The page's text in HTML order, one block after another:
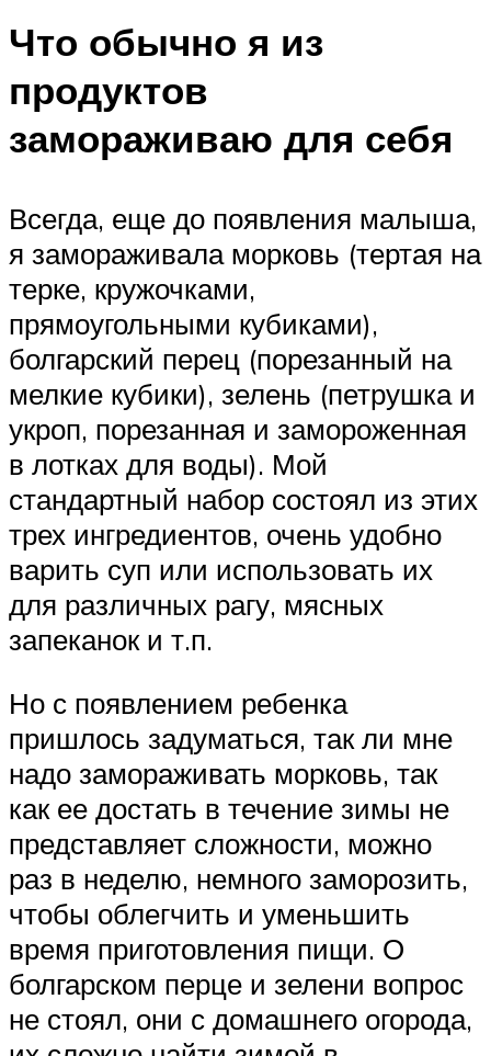
Что обычно я из
продуктов
замораживаю для себя
Всегда, еще до появления малыша,
я замораживала морковь (тертая на
терке, кружочками,
прямоугольными кубиками),
болгарский перец (порезанный на
мелкие кубики), зелень (петрушка и
укроп, порезанная и замороженная
в лотках для воды). Мой
стандартный набор состоял из этих
трех ингредиентов, очень удобно
варить суп или использовать их
для различных рагу, мясных
запеканок и т.п.
Но с появлением ребенка
пришлось задуматься, так ли мне
надо замораживать морковь, так
как ее достать в течение зимы не
представляет сложности, можно
раз в неделю, немного заморозить,
чтобы облегчить и уменьшить
время приготовления пищи. О
болгарском перце и зелени вопрос
не стоял, они с домашнего огорода,